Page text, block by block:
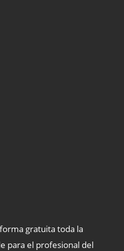
gratuita toda la
para el profesional del